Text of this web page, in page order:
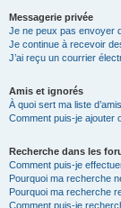
Messagerie privée
Je ne peux pas envoyer
Je continue à recevoir
J’ai reçu un courrier
Amis et ignorés
À quoi sert ma liste
Comment puis-je ajouter
Recherche dans les
Comment puis-je
Pourquoi ma recherche
Pourquoi ma recherche
Comment puis-je